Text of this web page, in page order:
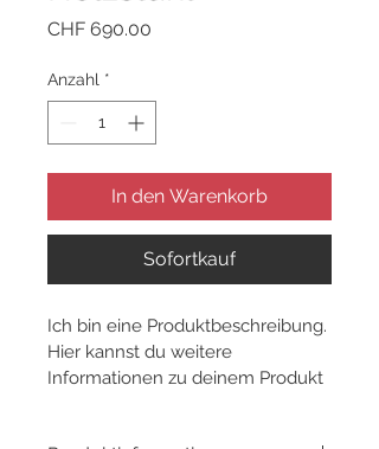
CHF 690.00
Anzahl *
In den Warenkorb
Sofortkauf
Ich bin eine Produktbeschreibung.
Hier kannst du weitere
Informationen zu deinem Produkt